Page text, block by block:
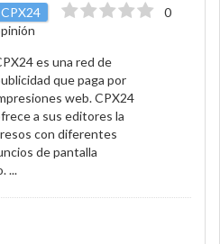
CPX24
0
es una red de
que paga por
web. CPX24
a sus editores la
con diferentes
de pantalla
...